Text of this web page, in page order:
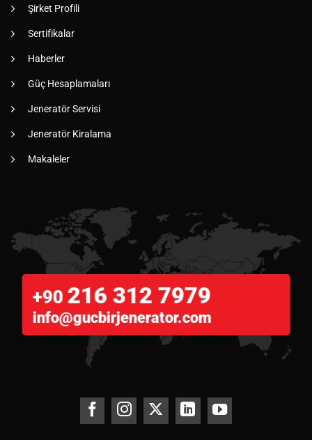
Şirket Profili
Sertifikalar
Haberler
Güç Hesaplamaları
Jeneratör Servisi
Jeneratör Kiralama
Makaleler
+90 216 312 7979
info@gucbirjenerator.com